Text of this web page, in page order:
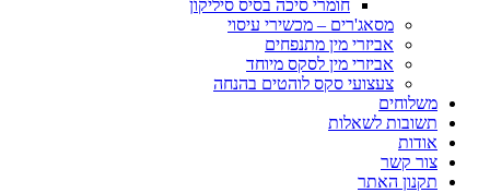
חומרי סיכה בסיס סיליקון
מסאג'רים – מכשירי עיסוי
אביזרי מין מתנפחים
אביזרי מין לסקס מיוחד
צעצועי סקס לוהטים בהנחה
משלוחים
תשובות לשאלות
אודות
צור קשר
תקנון האתר